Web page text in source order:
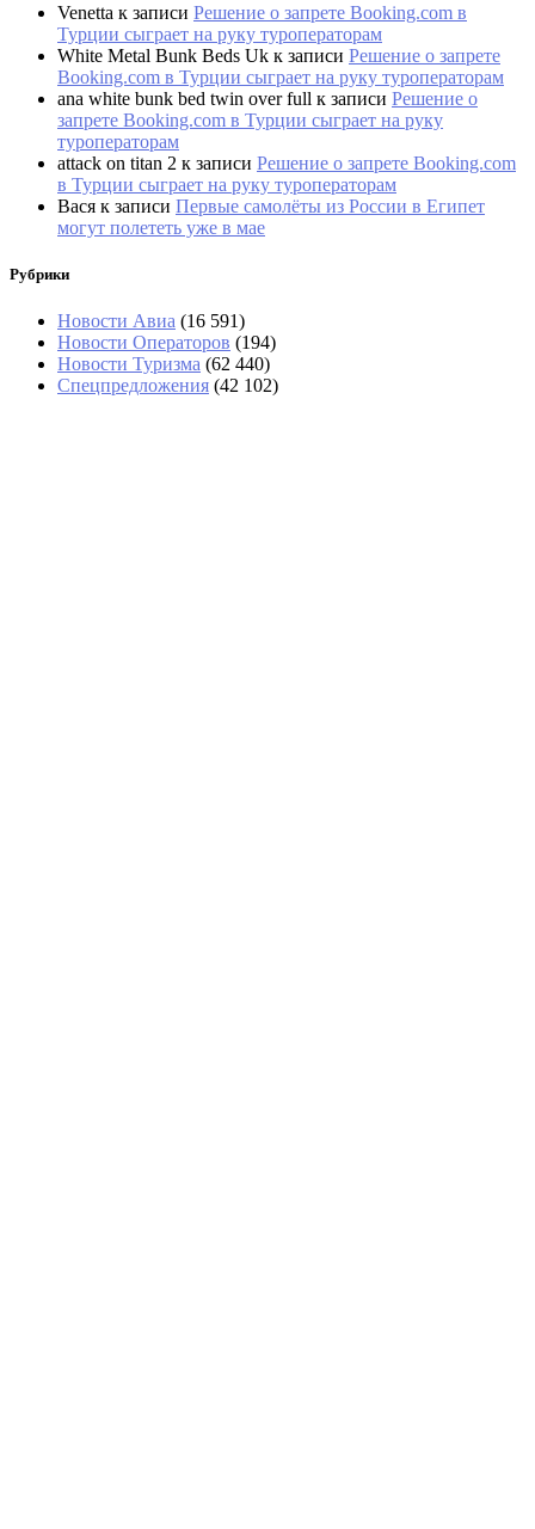
Venetta к записи Решение о запрете Booking.com в
Турции сыграет на руку туроператорам
White Metal Bunk Beds Uk к записи Решение о запрете
Booking.com в Турции сыграет на руку туроператорам
ana white bunk bed twin over full к записи Решение о
запрете Booking.com в Турции сыграет на руку
туроператорам
attack on titan 2 к записи Решение о запрете Booking.com
в Турции сыграет на руку туроператорам
Вася к записи Первые самолёты из России в Египет
могут полететь уже в мае
Рубрики
Новости Авиа (16 591)
Новости Операторов (194)
Новости Туризма (62 440)
Спецпредложения (42 102)